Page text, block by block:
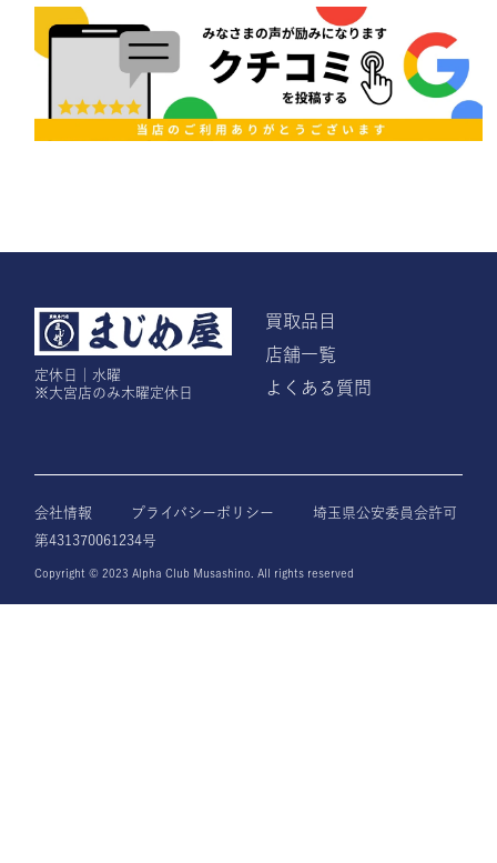
定休日｜水曜
※大宮店のみ木曜定休日
買取品目
店舗一覧
よくある質問
会社情報 プライバシーポリシー
埼玉県公安委員会許可
第431370061234号
Copyright © 2023 Alpha Club Musashino. All rights reserved